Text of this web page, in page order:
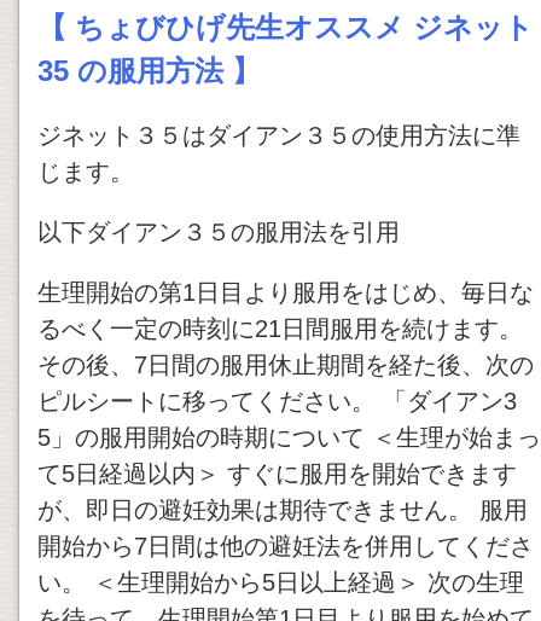
【 ちょびひげ先生オススメ ジネット
35 の服用方法 】
ジネット３５はダイアン３５の使用方法に準
じます。
以下ダイアン３５の服用法を引用
生理開始の第1日目より服用をはじめ、毎日な
るべく一定の時刻に21日間服用を続けます。
その後、7日間の服用休止期間を経た後、次の
ピルシートに移ってください。 「ダイアン3
5」の服用開始の時期について ＜生理が始まっ
て5日経過以内＞ すぐに服用を開始できます
が、即日の避妊効果は期待できません。 服用
開始から7日間は他の避妊法を併用してくださ
い。 ＜生理開始から5日以上経過＞ 次の生理